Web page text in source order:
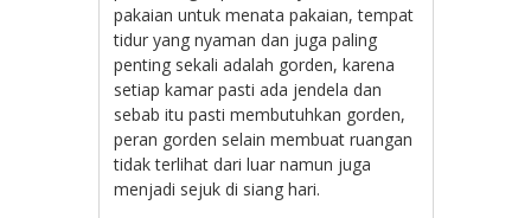
pakaian untuk menata pakaian, tempat
tidur yang nyaman dan juga paling
penting sekali adalah gorden, karena
setiap kamar pasti ada jendela dan
sebab itu pasti membutuhkan gorden,
peran gorden selain membuat ruangan
tidak terlihat dari luar namun juga
menjadi sejuk di siang hari.